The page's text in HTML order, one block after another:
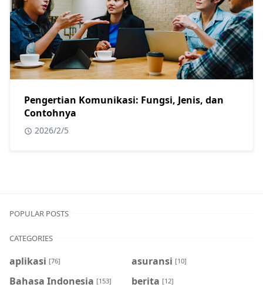
Pengertian Komunikasi: Fungsi, Jenis, dan
Contohnya
2026/2/5
POPULAR POSTS
CATEGORIES
aplikasi [76] asuransi [10]
Bahasa Indonesia [153] berita [12]